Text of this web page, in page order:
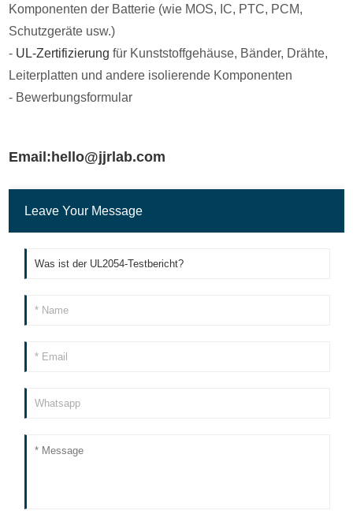
Komponenten der Batterie (wie MOS, IC, PTC, PCM,
Schutzgeräte usw.)
- UL-Zertifizierung für Kunststoffgehäuse, Bänder, Drähte,
Leiterplatten und andere isolierende Komponenten
- Bewerbungsformular
Email:hello@jjrlab.com
Leave Your Message